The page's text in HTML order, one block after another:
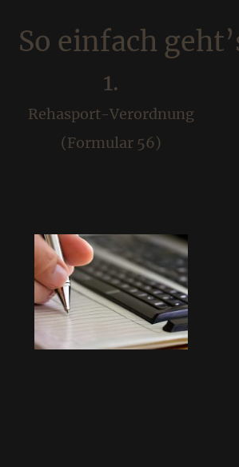
So einfach
1.
Rehasport-Verordnung
(Formular 56)